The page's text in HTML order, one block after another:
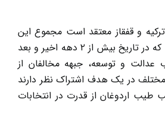
و قفقاز معتقد است مجموع این
تحولات نشان می‌دهد که در تاریخ بیش از ۲ دهه‌ اخیر و بعد
عدالت و توسعه، جبهه مخالفان از
در یک هدف اشتراک نظر دارند
طیب اردوغان از قدرت در انتخابات